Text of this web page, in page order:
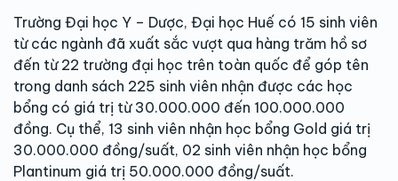
Trường Đại học Y – Dược, Đại học Huế có 15 sinh viên
từ các ngành đã xuất sắc vượt qua hàng trăm hồ sơ
đến từ 22 trường đại học trên toàn quốc để góp tên
trong danh sách 225 sinh viên nhận được các học
bổng có giá trị từ 30.000.000 đến 100.000.000
đồng. Cụ thể, 13 sinh viên nhận học bổng Gold giá trị
30.000.000 đồng/suất, 02 sinh viên nhận học bổng
Plantinum giá trị 50.000.000 đồng/suất.